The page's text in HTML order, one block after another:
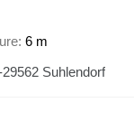
6 m
Suhlendorf